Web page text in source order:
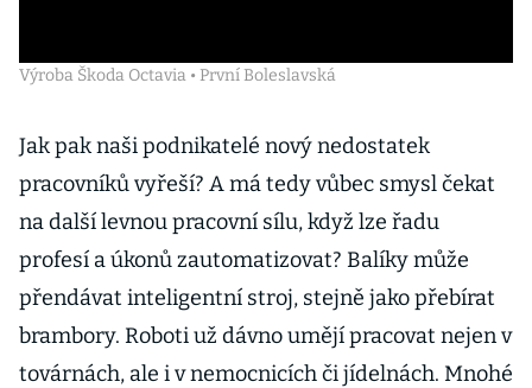
Výroba Škoda Octavia • První Boleslavská
Jak pak naši podnikatelé nový nedosta­tek
pracovníků vyřeší? A má tedy vůbec smysl čekat
na další levnou pracovní sílu, když lze řadu
profesí a úkonů zautomati­zovat? Balíky může
přendávat inteligentní stroj, stejně jako přebírat
brambory. Roboti už dávno umějí pracovat nejen v
továrnách, ale i v nemocnicích či jídelnách. Mnohé